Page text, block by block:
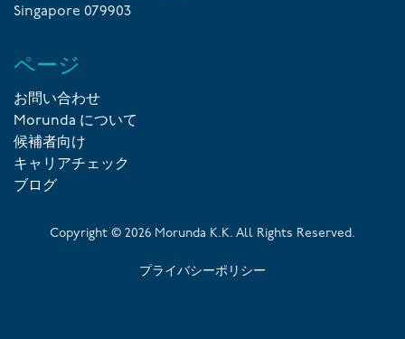
Singapore 079903
ページ
お問い合わせ
Morunda について
候補者向け
キャリアチェック
ブログ
Copyright © 2026 Morunda K.K. All Rights Reserved.
プライバシーポリシー